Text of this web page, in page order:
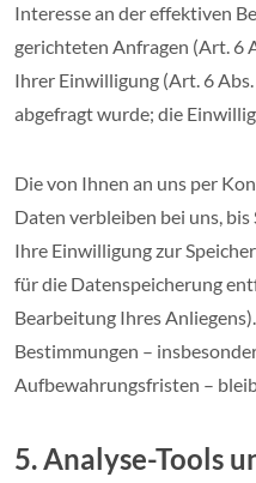
Interesse an der effektiven
gerichteten Anfragen (Art. 6
Ihrer Einwilligung (Art. 6
abgefragt wurde; die
Die von Ihnen an uns per
Daten verbleiben bei uns,
Ihre Einwilligung zur
für die Datenspeicherung
Bearbeitung Ihres
Bestimmungen –
Aufbewahrungsfristen –
5. Analyse-Tools